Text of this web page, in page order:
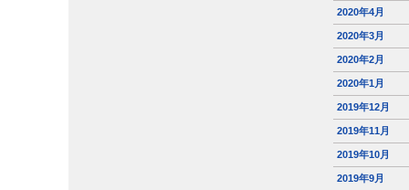
2020年4月
2020年3月
2020年2月
2020年1月
2019年12月
2019年11月
2019年10月
2019年9月